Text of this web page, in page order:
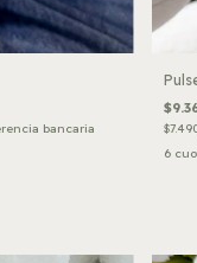
bancaria
6